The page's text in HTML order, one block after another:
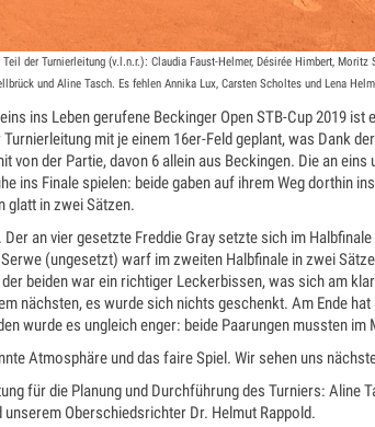
der Turnierleitung (v.l.n.r.): Claudia Faust-Helmer, Désirée Himbert, Moritz
und Aline Tasch. Es fehlen Annika Lux, Carsten Scholtes und Lena
ins Leben gerufene Beckinger Open STB-Cup 2019
mit je einem 16er-Feld geplant, was Dank
von der Partie, davon 6 allein aus Beckingen. Die an
ins Finale spielen: beide gaben auf ihrem Weg dorthin
glatt in zwei Sätzen.
an vier gesetzte Freddie Gray setzte sich im
(ungesetzt) warf im zweiten Halbfinale in zwei
beiden war ein richtiger Leckerbissen, was sich am
nächsten, es wurde sich nichts geschenkt. Am Ende
wurde es ungleich enger: beide Paarungen mussten
Atmosphäre und das faire Spiel. Wir sehen uns
für die Planung und Durchführung des Turniers: Aline
Oberschiedsrichter Dr. Helmut Rappold.